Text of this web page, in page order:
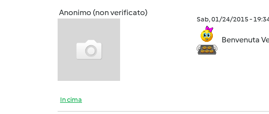
Anonimo (non verificato)
Sab, 01/24/2015 -
Benvenuta
In cima